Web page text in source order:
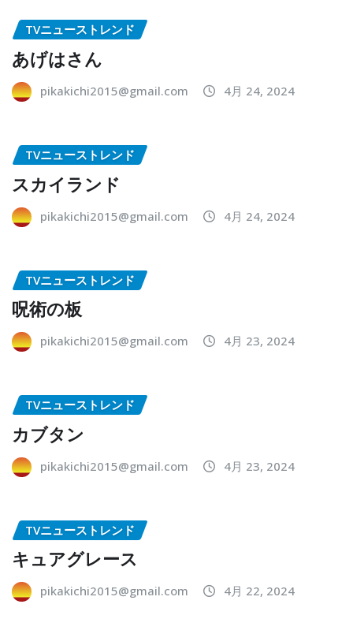
TVニューストレンド
あげはさん
pikakichi2015@gmail.com 4月 24, 2024
TVニューストレンド
スカイランド
pikakichi2015@gmail.com 4月 24, 2024
TVニューストレンド
呪術の板
pikakichi2015@gmail.com 4月 23, 2024
TVニューストレンド
カブタン
pikakichi2015@gmail.com 4月 23, 2024
TVニューストレンド
キュアグレース
pikakichi2015@gmail.com 4月 22, 2024